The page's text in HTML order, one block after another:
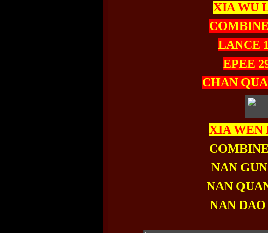
XIA WU
LANCE
EPEE
CHAN
XIA WEN
NAN
NAN
NAN DAO